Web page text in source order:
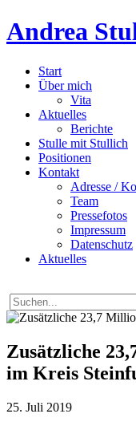
Andrea
Start
Über mich
Vita
Aktuelles
Berichte
Stulle mit Stullich
Positionen
Kontakt
Adresse /
Team
Pressefotos
Impressum
Datenschutz
Aktuelles
Zusätzliche
im Kreis
25. Juli 2019